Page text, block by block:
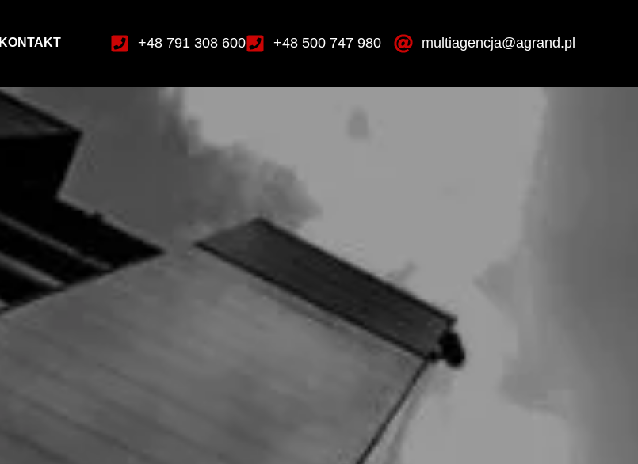
KONTAKT +48 791 308 600 +48 500 747 980 multiagencja@agrand.pl